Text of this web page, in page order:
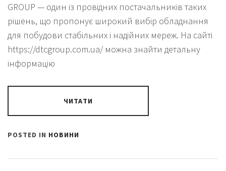
GROUP — один із провідних постачальників таких
рішень, що пропонує широкий вибір обладнання
для побудови стабільних і надійних мереж. На сайті
https://dtcgroup.com.ua/ можна знайти детальну
інформацію
ЧИТАТИ
POSTED IN НОВИНИ